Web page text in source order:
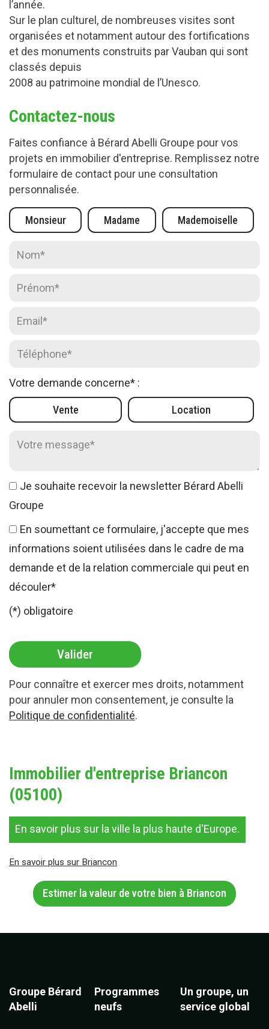
l’année.
Sur le plan culturel, de nombreuses visites sont
organisées et notamment autour des fortifications
et des monuments construits par Vauban qui sont
classés depuis
2008 au patrimoine mondial de l’Unesco.
Contactez-nous
Faites confiance à Bérard Abelli Groupe pour vos
projets en immobilier d'entreprise. Remplissez notre
formulaire de contact pour une consultation
personnalisée.
Civilité :Monsieur Madame Mademoiselle
Nom* :
Prénom* :
Email* :
Téléphone* :
Votre demande concerne* :
Vente Location
Votre message* :
Je souhaite recevoir la newsletter Bérard Abelli
Groupe
En soumettant ce formulaire, j'accepte que mes
informations soient utilisées dans le cadre de ma
demande et de la relation commerciale qui peut en
découler*
(*) obligatoire
Pour connaître et exercer mes droits, notamment
pour annuler mon consentement, je consulte la
Politique de confidentialité.
Immobilier d'entreprise Briancon
(05100)
En savoir plus sur la ville la plus haute d'Europe.
En savoir plus sur Briancon
Estimer la valeur de votre bien à Briancon
Groupe Bérard
Abelli
Programmes
neufs
Un groupe, un
service global